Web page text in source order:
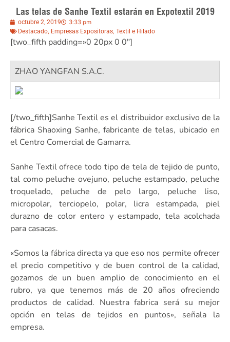
Las telas de Sanhe Textil estarán en Expotextil 2019
octubre 2, 2019 3:33 pm
Destacado, Empresas Expositoras, Textil e Hilado
[two_fifth padding=»0 20px 0 0″]
ZHAO YANGFAN S.A.C.
[/two_fifth]Sanhe Textil es el distribuidor exclusivo de la
fábrica Shaoxing Sanhe, fabricante de telas, ubicado en
el Centro Comercial de Gamarra.
Sanhe Textil ofrece todo tipo de tela de tejido de punto,
tal como peluche ovejuno, peluche estampado, peluche
troquelado, peluche de pelo largo, peluche liso,
micropolar, terciopelo, polar, licra estampada, piel
durazno de color entero y estampado, tela acolchada
para casacas.
«Somos la fábrica directa ya que eso nos permite ofrecer
el precio competitivo y de buen control de la calidad,
gozamos de un buen amplio de conocimiento en el
rubro, ya que tenemos más de 20 años ofreciendo
productos de calidad. Nuestra fabrica será su mejor
opción en telas de tejidos en puntos», señala la
empresa.